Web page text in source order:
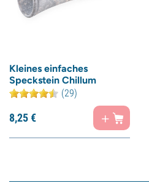
Kleines einfaches
Speckstein Chillum
(29)
8,25€